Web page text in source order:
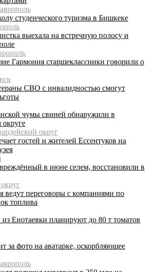
студенческого туризма в Бишкеке
выехала на встречную полосу и
Гармония старшеклассники говорили о
СВО с инвалидностью смогут
чумы свиней обнаружили в
округе
округ
гостей и жителей Ессентуков на
в июне селем, восстановили в
ведут переговоры с компаниями по
топлива
из Енотаевки планируют до 80 т томатов
за фото на аватарке, оскорбляющее